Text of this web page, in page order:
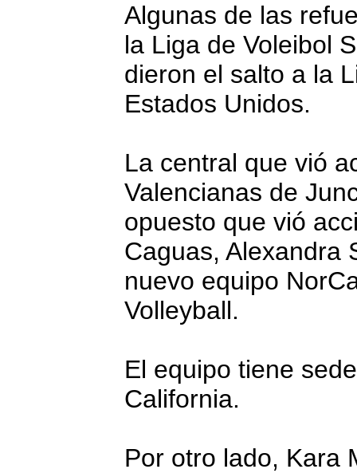
Algunas de las
la Liga de Voleibol
dieron el salto a la
Estados Unidos.
La central que vió
Valencianas de
opuesto que vió
Caguas, Alexandra
nuevo equipo
Volleyball.
El equipo tiene
California.
Por otro lado, Kara